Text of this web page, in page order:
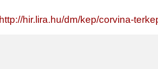
http://hir.lira.hu/dm/kep/corvina-